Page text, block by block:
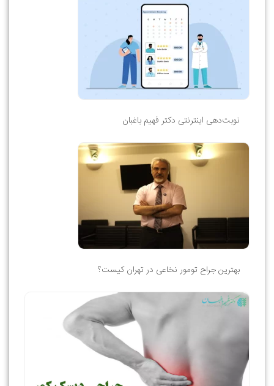
نوبت‌دهی اینترنتی دکتر فهیم باغبان
بهترین جراح تومور نخاعی در تهران کیست؟